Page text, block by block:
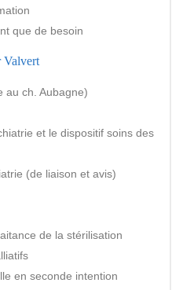
que de besoin
Valvert
au ch. Aubagne)
et le dispositif soins des
(de liaison et avis)
de la stérilisation
en seconde intention